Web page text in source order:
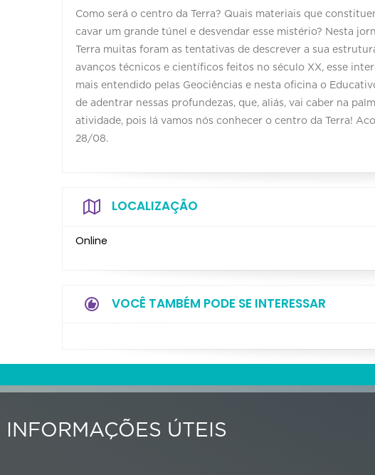
Como será o centro da Terra? Quais materiais que
cavar um grande túnel e desvendar esse mistério? Nesta
Terra muitas foram as tentativas de descrever a sua
avanços técnicos e científicos feitos no século XX, esse
mais entendido pelas Geociências e nesta oficina o
de adentrar nessas profundezas, que, aliás, vai caber na
atividade, pois lá vamos nós conhecer o centro da Terra!
28/08.
LOCALIZAÇÃO
Online
VOCÊ TAMBÉM PODE SE INTERESSAR
INFORMAÇÕES ÚTEIS